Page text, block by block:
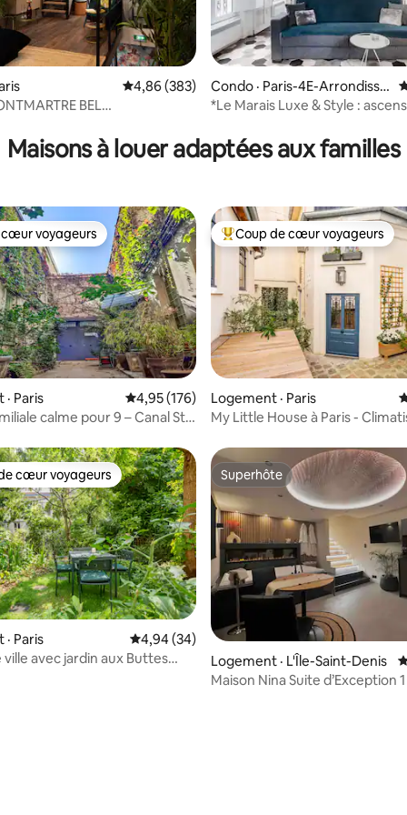
5, 159 commentaires
Note moyenne de 4,86 sur 5, 383
4,86 (383)
Condo · Paris-4E-Arrondisse
ment
*Le Marais Luxe & Style :
Maisons à louer adaptées aux familles
5, 133 commentaires
cœur voyageurs
voyageurs
Paris Note moyenne de 4,95 sur 5, 176
4,95 (176)
calme pour 9 – Canal St-
Coup de cœur voyageurs
Coup de cœur voyageurs
Logement · Paris
My Little House à Paris -
cœur voyageurs parmi les plus aimés
cœur voyageurs
Paris Note moyenne de 4,94 sur 5, 34
4,94 (34)
ville avec jardin aux Buttes
Superhôte
Superhôte
Logement · L'Île-Saint-Denis
Maison Nina Suite d’Exception 1